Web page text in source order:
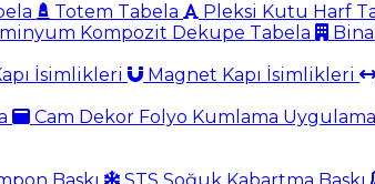
Totem Tabela Pleksi Kutu Harf
Kompozit Dekupe Tabela
İsimlikleri Magnet Kapı İsimlikleri
Cam Dekor Folyo Kumlama Uygulama